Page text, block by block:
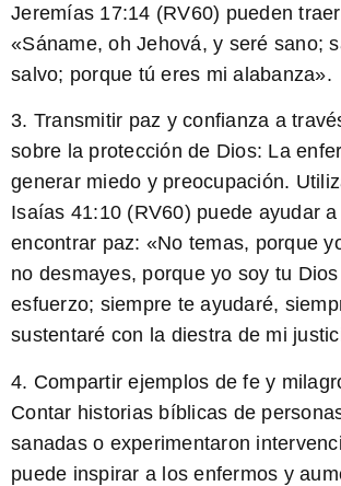
Jeremías 17:14 (RV60) pueden
«Sáname, oh Jehová, y seré sano;
salvo; porque tú eres mi alabanza».
3. Transmitir paz y confianza a
sobre la protección de Dios: La
generar miedo y preocupación.
Isaías 41:10 (RV60) puede ayudar
encontrar paz: «No temas, porque
no desmayes, porque yo soy tu
esfuerzo; siempre te ayudaré,
sustentaré con la diestra de mi
4. Compartir ejemplos de fe y
Contar historias bíblicas de
sanadas o experimentaron
puede inspirar a los enfermos y